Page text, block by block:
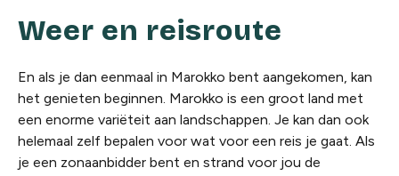
Weer en reisroute
En als je dan eenmaal in Marokko bent aangekomen, kan
het genieten beginnen. Marokko is een groot land met
een enorme variëteit aan landschappen. Je kan dan ook
helemaal zelf bepalen voor wat voor een reis je gaat. Als
je een zonaanbidder bent en strand voor jou de